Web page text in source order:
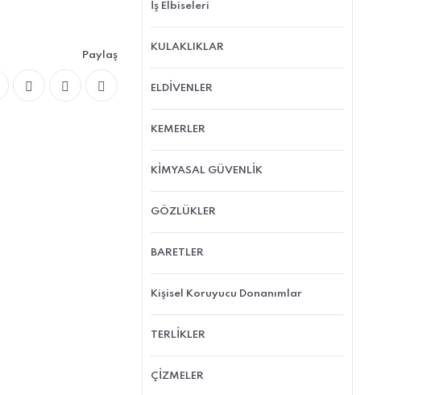
Paylaş
İş Elbiseleri
KULAKLIKLAR
ELDİVENLER
KEMERLER
KİMYASAL GÜVENLİK
GÖZLÜKLER
BARETLER
Kişisel Koruyucu Donanımlar
TERLİKLER
ÇİZMELER